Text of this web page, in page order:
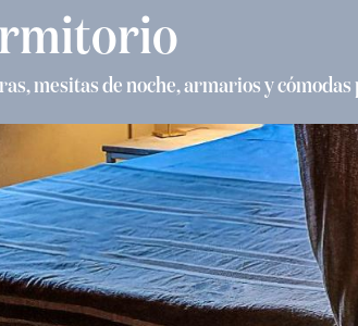
mesitas de noche, armarios y